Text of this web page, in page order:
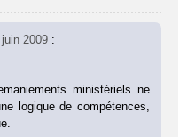
juin 2009 :
ministériels ne
logique de compétences,